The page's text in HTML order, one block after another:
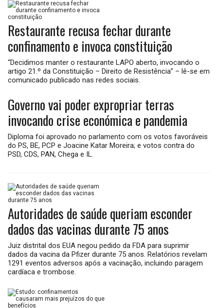
Restaurante recusa fechar durante
confinamento e invoca constituição
“Decidimos manter o restaurante LAPO aberto, invocando o
artigo 21.º da Constituição – Direito de Resistência” – lê-se em
comunicado publicado nas redes sociais.
Governo vai poder expropriar terras
invocando crise económica e pandemia
Diploma foi aprovado no parlamento com os votos favoráveis
do PS, BE, PCP e Joacine Katar Moreira; e votos contra do
PSD, CDS, PAN, Chega e IL.
Autoridades de saúde queriam esconder
dados das vacinas durante 75 anos
Juiz distrital dos EUA negou pedido da FDA para suprimir
dados da vacina da Pfizer durante 75 anos. Relatórios revelam
1291 eventos adversos após a vacinação, incluindo paragem
cardíaca e trombose.